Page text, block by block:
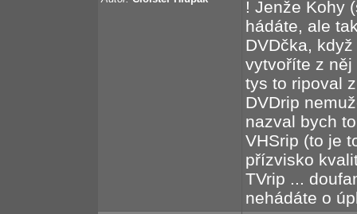
! Jenže Kohy
hádáte, ale
DVDčka,
vytvoříte z něj
tys to ripoval
DVDrip
nazval bych
VHSrip (to je
přízvisko
TVrip ...
nehádáte o